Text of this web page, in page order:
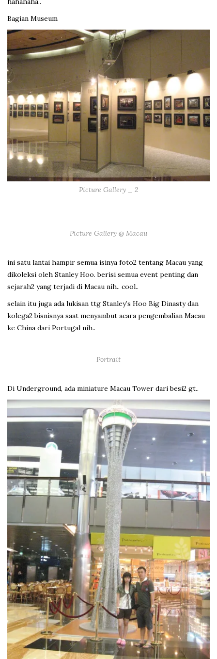
Bagian Museum
Picture Gallery _ 2
Picture Gallery @ Macau
ini satu lantai hampir semua isinya foto2 tentang Macau yang
dikoleksi oleh Stanley Hoo. berisi semua event penting dan
sejarah2 yang terjadi di Macau nih.. cool..
selain itu juga ada lukisan ttg Stanley’s Hoo Big Dinasty dan
kolega2 bisnisnya saat menyambut acara pengembalian Macau
ke China dari Portugal nih..
Portrait
Di Underground, ada miniature Macau Tower dari besi2 gt..